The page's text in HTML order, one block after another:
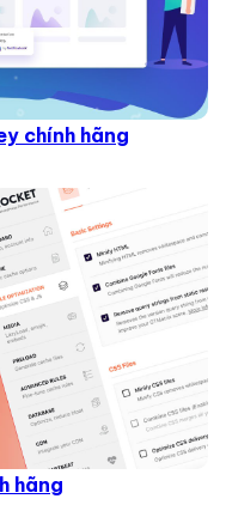
chính hãng
hãng